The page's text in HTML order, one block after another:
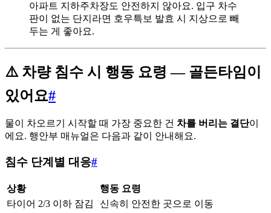
아파트 지하주차장도 안전하지 않아요. 입구 차수
판이 없는 단지라면 호우특보 발효 시 지상으로 빼
두는 게 좋아요.
⚠️ 차량 침수 시 행동 요령 — 골든타임이
있어요#
물이 차오르기 시작할 때 가장 중요한 건 차를 버리는 결단이
에요. 행안부 매뉴얼은 다음과 같이 안내해요.
침수 단계별 대응#
상황
행동 요령
타이어 2/3 이하 잠김
신속히 안전한 곳으로 이동